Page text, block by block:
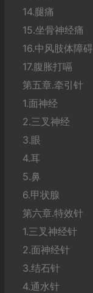
14.腿痛
15.坐骨神经痛
16.中风肢体障碍
17.腹胀打嗝
第五章.牵引针
1.面神经
2.三叉神经
3.眼
4.耳
5.鼻
6.甲状腺
第六章.特效针
1.三叉神经针
2.面神经针
3.结石针
4.通水针